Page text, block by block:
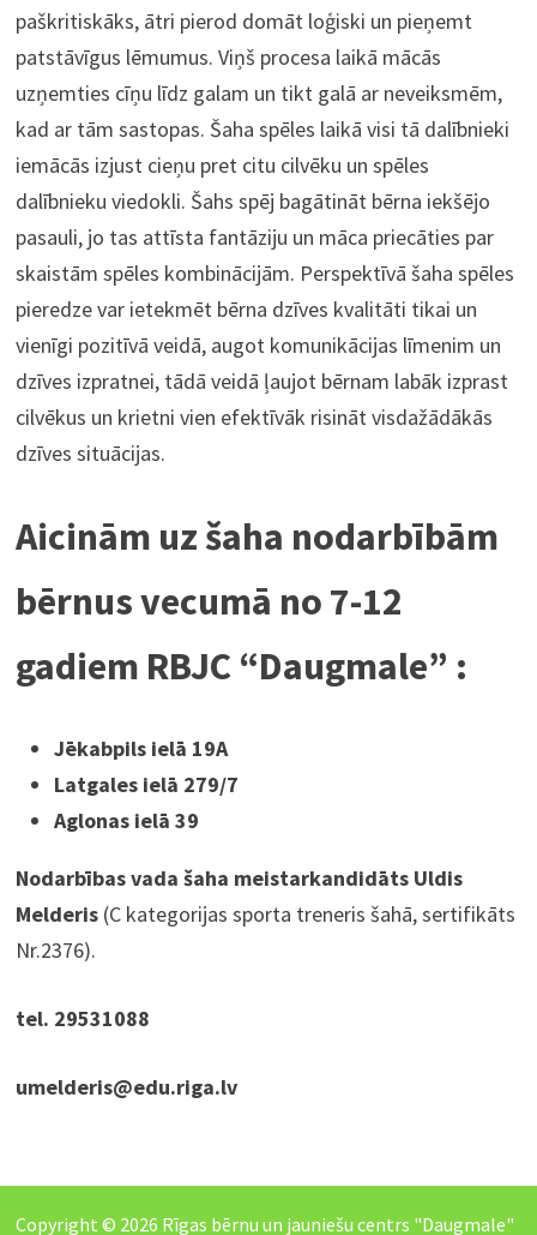
paškritiskāks, ātri pierod domāt loģiski un pieņemt
patstāvīgus lēmumus. Viņš procesa laikā mācās
uzņemties cīņu līdz galam un tikt galā ar neveiksmēm,
kad ar tām sastopas. Šaha spēles laikā visi tā dalībnieki
iemācās izjust cieņu pret citu cilvēku un spēles
dalībnieku viedokli. Šahs spēj bagātināt bērna iekšējo
pasauli, jo tas attīsta fantāziju un māca priecāties par
skaistām spēles kombinācijām. Perspektīvā šaha spēles
pieredze var ietekmēt bērna dzīves kvalitāti tikai un
vienīgi pozitīvā veidā, augot komunikācijas līmenim un
dzīves izpratnei, tādā veidā ļaujot bērnam labāk izprast
cilvēkus un krietni vien efektīvāk risināt visdažādākās
dzīves situācijas.
Aicinām uz šaha nodarbībām
bērnus vecumā no 7-12
gadiem RBJC “Daugmale” :
Jēkabpils ielā 19A
Latgales ielā 279/7
Aglonas ielā 39
Nodarbības vada šaha meistarkandidāts Uldis
Melderis (C kategorijas sporta treneris šahā, sertifikāts
Nr.2376).
tel. 29531088
umelderis@edu.riga.lv
Copyright © 2026 Rīgas bērnu un jauniešu centrs "Daugmale"